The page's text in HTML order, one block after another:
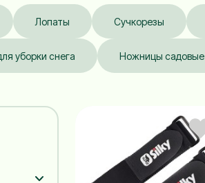
Лопаты Сучкорезы
уборки снега Ножницы садовые